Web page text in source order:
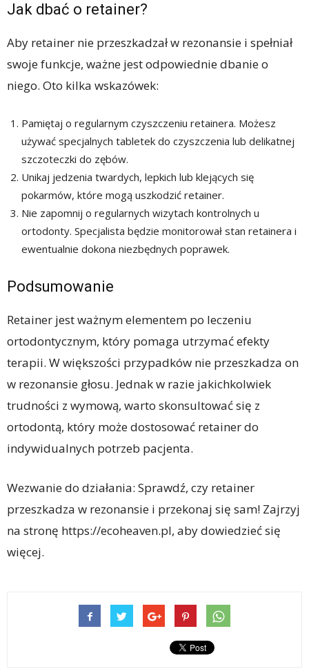
Jak dbać o retainer?
Aby retainer nie przeszkadzał w rezonansie i spełniał
swoje funkcje, ważne jest odpowiednie dbanie o
niego. Oto kilka wskazówek:
Pamiętaj o regularnym czyszczeniu retainera. Możesz
używać specjalnych tabletek do czyszczenia lub delikatnej
szczoteczki do zębów.
Unikaj jedzenia twardych, lepkich lub klejących się
pokarmów, które mogą uszkodzić retainer.
Nie zapomnij o regularnych wizytach kontrolnych u
ortodonty. Specjalista będzie monitorował stan retainera i
ewentualnie dokona niezbędnych poprawek.
Podsumowanie
Retainer jest ważnym elementem po leczeniu
ortodontycznym, który pomaga utrzymać efekty
terapii. W większości przypadków nie przeszkadza on
w rezonansie głosu. Jednak w razie jakichkolwiek
trudności z wymową, warto skonsultować się z
ortodontą, który może dostosować retainer do
indywidualnych potrzeb pacjenta.
Wezwanie do działania: Sprawdź, czy retainer
przeszkadza w rezonansie i przekonaj się sam! Zajrzyj
na stronę https://ecoheaven.pl, aby dowiedzieć się
więcej.